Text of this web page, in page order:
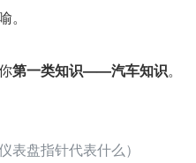
第一类知识——汽车知识。
表盘指针代表什么）